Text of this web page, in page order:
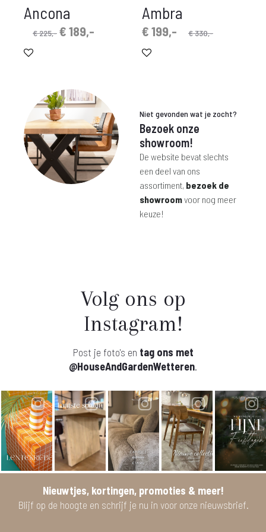
Ancona
€225,- Oorspronkelijke
€189,-
Ambra
€330,-
Oorspronkelijke
€199,-
Huidige
prijs
Niet gevonden wat je zocht?
Bezoek onze
showroom!
De website bevat slechts
een deel van ons
assortiment, bezoek de
showroomvoor nog meer
keuze!
Volg ons op
Instagram!
Post je foto's en tag ons met
@HouseAndGardenWetteren.
Nieuwtjes, kortingen, promoties & meer!
Blijf op de hoogte en schrijf je nu in voor onze nieuwsbrief.